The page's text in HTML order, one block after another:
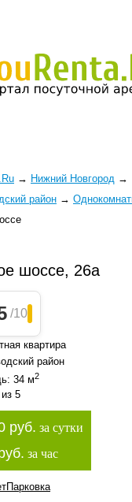
→ Нижний Новгород →
район →
шоссе, 26а
/10
квартира
район
34 м2
5
руб. за сутки
за час
Парковка